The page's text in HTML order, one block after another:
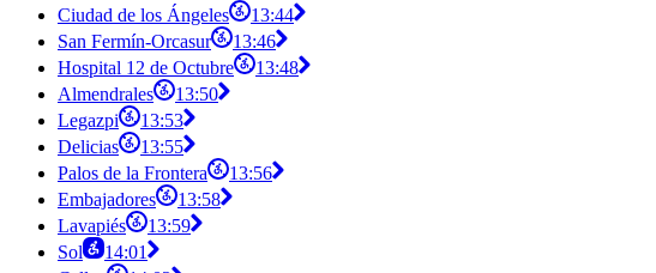
Ciudad de los Ángeles
13:44
San Fermín-Orcasur
13:46
Hospital 12 de Octubre
13:48
Almendrales
13:50
Legazpi
13:53
Delicias
13:55
Palos de la Frontera
13:56
Embajadores
13:58
Lavapiés
13:59
Sol
14:01